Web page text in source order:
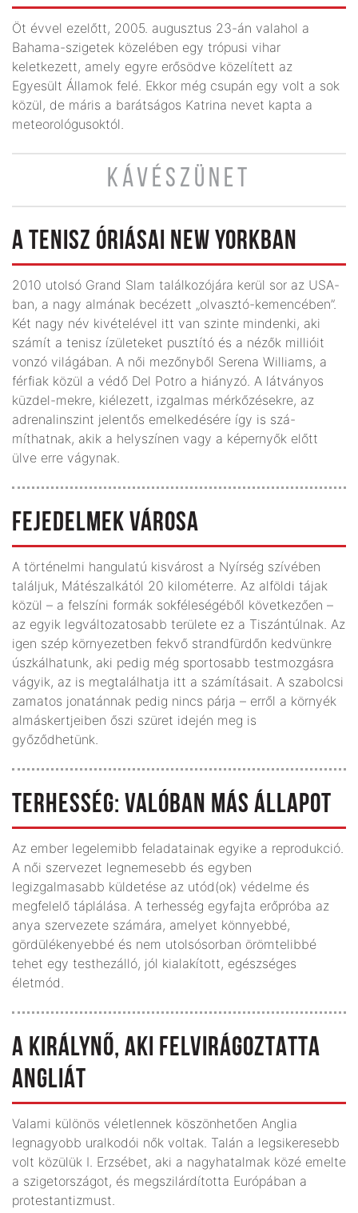
Öt évvel ezelőtt, 2005. augusztus 23-án valahol a
Bahama-szigetek közelében egy trópusi vihar
keletkezett, amely egyre erősödve közelített az
Egyesült Államok felé. Ekkor még csupán egy volt a sok
közül, de máris a barátságos Katrina nevet kapta a
meteorológusoktól.
KÁVÉSZÜNET
A TENISZ ÓRIÁSAI NEW YORKBAN
2010 utolsó Grand Slam találkozójára kerül sor az USA-
ban, a nagy almának becézett „olvasztó-kemencében”.
Két nagy név kivételével itt van szinte mindenki, aki
számít a tenisz ízületeket pusztító és a nézők millióit
vonzó világában. A női mezőnyből Serena Williams, a
férfiak közül a védő Del Potro a hiányzó. A látványos
küzdel-mekre, kiélezett, izgalmas mérkőzésekre, az
adrenalinszint jelentős emelkedésére így is szá-
míthatnak, akik a helyszínen vagy a képernyők előtt
ülve erre vágynak.
FEJEDELMEK VÁROSA
A történelmi hangulatú kisvárost a Nyírség szívében
találjuk, Mátészalkától 20 kilométerre. Az alföldi tájak
közül – a felszíni formák sokféleségéből következően –
az egyik legváltozatosabb területe ez a Tiszántúlnak. Az
igen szép környezetben fekvő strandfürdőn kedvünkre
úszkálhatunk, aki pedig még sportosabb testmozgásra
vágyik, az is megtalálhatja itt a számításait. A szabolcsi
zamatos jonatánnak pedig nincs párja – erről a környék
almáskertjeiben őszi szüret idején meg is
győződhetünk.
TERHESSÉG: VALÓBAN MÁS ÁLLAPOT
Az ember legelemibb feladatainak egyike a reprodukció.
A női szervezet legnemesebb és egyben
legizgalmasabb küldetése az utód(ok) védelme és
megfelelő táplálása. A terhesség egyfajta erőpróba az
anya szervezete számára, amelyet könnyebbé,
gördülékenyebbé és nem utolsósorban örömtelibbé
tehet egy testhezálló, jól kialakított, egészséges
életmód.
A KIRÁLYNŐ, AKI FELVIRÁGOZTATTA
ANGLIÁT
Valami különös véletlennek köszönhetően Anglia
legnagyobb uralkodói nők voltak. Talán a leg­sikeresebb
volt közülük I. Erzsébet, aki a nagy­hatalmak közé emelte
a szigetországot, és megszilárdította Európában a
protestantizmust.